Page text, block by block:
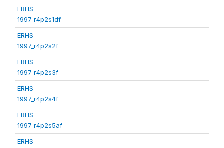
ERHS
1997_r4p2s1df
ERHS
1997_r4p2s2f
ERHS
1997_r4p2s3f
ERHS
1997_r4p2s4f
ERHS
1997_r4p2s5af
ERHS